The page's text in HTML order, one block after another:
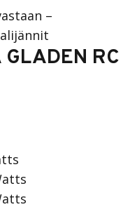
–
GLADEN RC